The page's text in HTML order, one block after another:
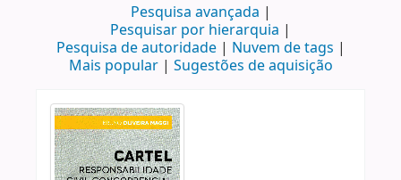
Pesquisa avançada
Pesquisar por hierarquia
Pesquisa de autoridade
Nuvem de tags
Mais popular
Sugestões de aquisição